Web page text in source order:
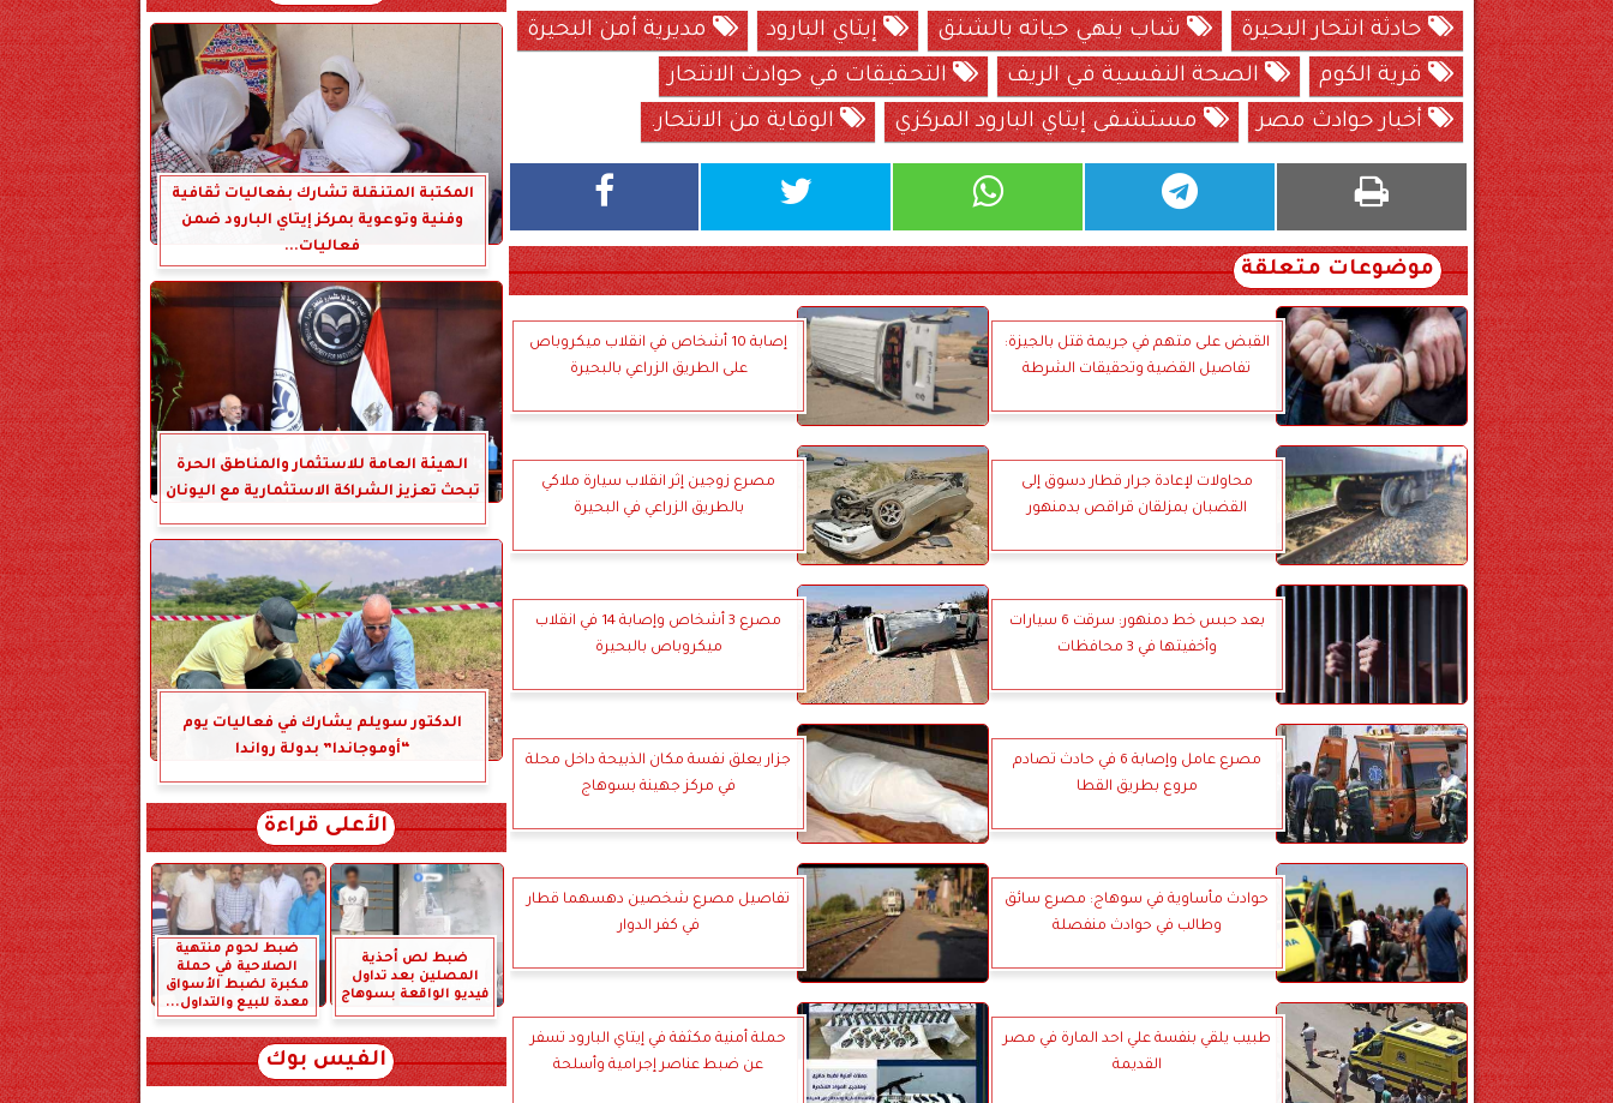
حادثة انتحار البحيرة شاب ينهي حياته بالشنق إيتاي البارود
مديرية أمن البحيرة
قرية الكوم
الصحة النفسية في الريف
التحقيقات في حوادث الانتحار
أخبار حوادث مصر
مستشفى إيتاي البارود المركزي الوقاية من الانتحار.
موضوعات متعلقة
القبض على متهم في جريمة قتل بالجيزة:
تفاصيل القضية وتحقيقات الشرطة
إصابة 10 أشخاص في انقلاب ميكروباص
على الطريق الزراعي بالبحيرة
محاولات لإعادة جرار قطار دسوق إلى
القضبان بمزلقان قراقص بدمنهور
مصرع زوجين إثر انقلاب سيارة ملاكي
بالطريق الزراعي في البحيرة
بعد حبس خط دمنهور: سرقت 6 سيارات
وأخفيتها في 3 محافظات
مصرع 3 أشخاص وإصابة 14 في انقلاب
ميكروباص بالبحيرة
مصرع عامل وإصابة 6 في حادث تصادم
مروع بطريق القطا
جزار يعلق نفسة مكان الذبيحة داخل محلة
في مركز جهينة بسوهاج
حوادث مأساوية في سوهاج: مصرع سائق
وطالب في حوادث منفصلة
تفاصيل مصرع شخصين دهسهما قطار
في كفر الدوار
طبيب يلقي بنفسة علي احد المارة في مصر
القديمة
حملة أمنية مكثفة في إيتاي البارود تسفر
عن ضبط عناصر إجرامية وأسلحة
المكتبة المتنقلة تشارك بفعاليات ثقافية
وفنية وتوعوية بمركز إيتاي البارود ضمن
فعاليات...
الهيئة العامة للاستثمار والمناطق الحرة
تبحث تعزيز الشراكة الاستثمارية مع اليونان
الدكتور سويلم يشارك في فعاليات يوم
“أوموجاندا” بدولة رواندا
الأعلى قراءة
ضبط لص أحذية
المصلين بعد تداول
فيديو الواقعة بسوهاج
ضبط لحوم منتهية
الصلاحية في حملة
مكبرة لضبط الأسواق
معدة للبيع والتداول...
الفيس بوك